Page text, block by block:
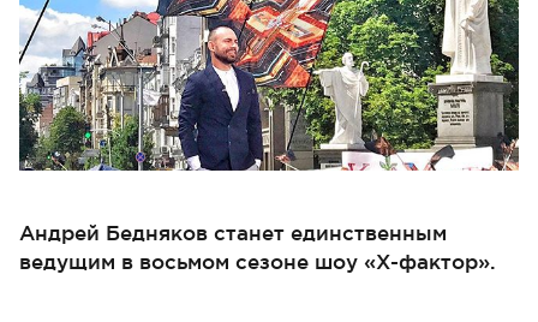
Андрей Бедняков станет единственным
ведущим в восьмом сезоне шоу «Х-фактор».